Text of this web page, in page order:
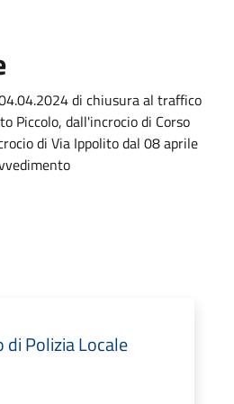
di chiusura al traffico
Piccolo, dall'incrocio di Corso
di Via Ippolito dal 08 aprile
di Polizia Locale